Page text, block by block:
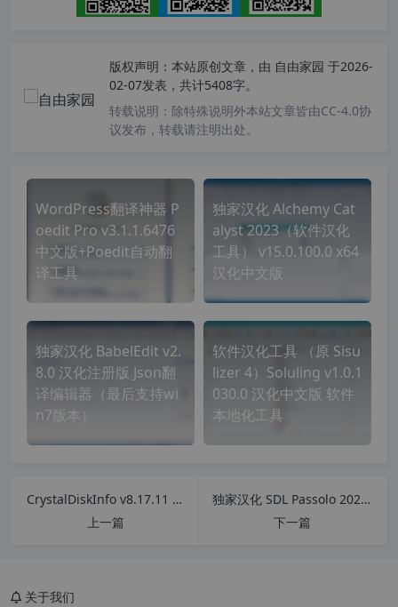
版权声明： 本站原创文章，由 自由家园 于2026-
02-07发表，共计5408字。
转载说明： 除特殊说明外本站文章皆由CC-4.0协
议发布，转载请注明出处。
WordPress翻译神器 P
oedit Pro v3.1.1.6476
中文版+Poedit自动翻
译工具
独家汉化 Alchemy Cat
alyst 2023（软件汉化
工具） v15.0.100.0 x64
汉化中文版
独家汉化 BabelEdit v2.
8.0 汉化注册版 Json翻
译编辑器（最后支持wi
n7版本）
软件汉化工具 （原 Sisu
lizer 4）Soluling v1.0.1
030.0 汉化中文版 软件
本地化工具
CrystalDiskInfo v8.17.11 中文版 硬盘检测 硬盘健康度检测工具
上一篇
独家汉化 SDL Passolo 2022 v22.0.207.0 中文汉化版 专业软件汉化工具 软件本地化工具 软件自动翻译工具
下一篇
关于我们